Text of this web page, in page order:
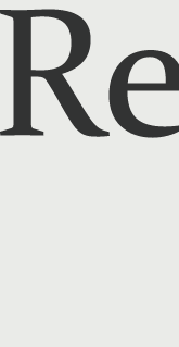
Reads - 読書の